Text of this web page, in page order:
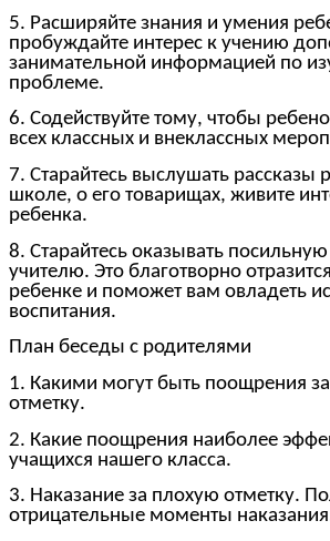
5. Расширяйте знания и умения
пробуждайте интерес к учению
занимательной информацией по
проблеме.
6. Содействуйте тому, чтобы
всех классных и внеклассных
7. Старайтесь выслушать рассказы
школе, о его товарищах, живите
ребенка.
8. Старайтесь оказывать
учителю. Это благотворно
ребенке и поможет вам овладеть
воспитания.
План беседы с родителями
1. Какими могут быть поощрения
отметку.
2. Какие поощрения наиболее
учащихся нашего класса.
3. Наказание за плохую отметку.
отрицательные моменты